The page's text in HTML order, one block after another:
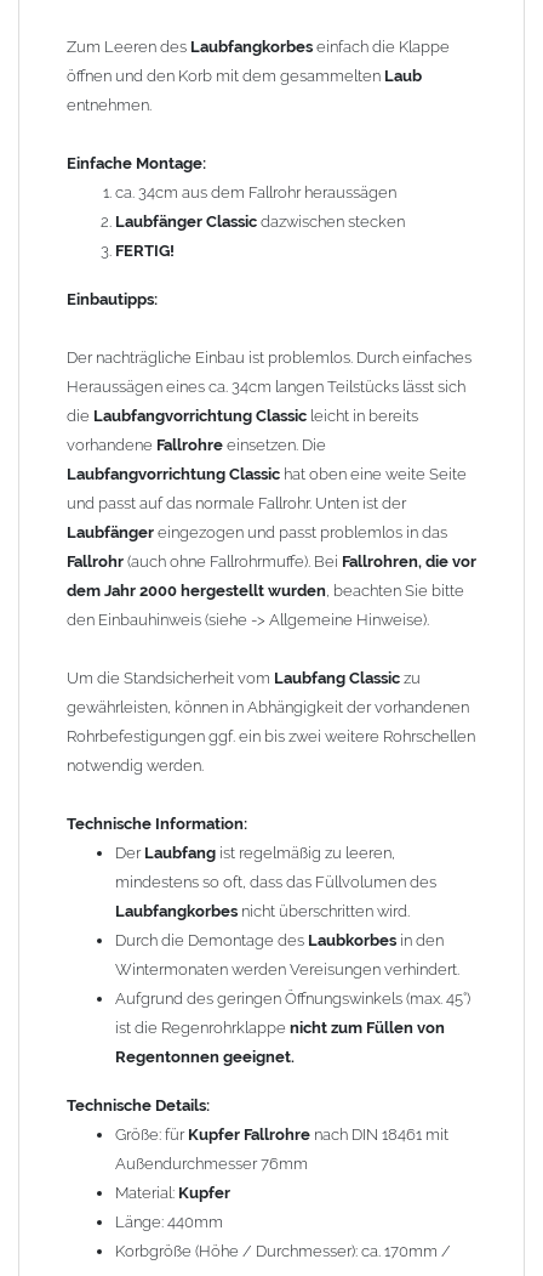
Technische Details:
Größe: fürKupfer Fallrohrenach DIN 18461 mit
Außendurchmesser 76mm
Gewicht: 1,08 kg
Allgemeine Hinweise / Informationen:
Wegen derelektrochemischen Kontaktkorrosiondürfen
Kupferbauteile nicht mit Zink, Aluminium oder verzinkten
Bauteilen zusammen verbaut werden. Diese Metalle werden
durch Kupferionen stark angegriffen, insbesondere wenn
Regenwasser von Kupfer auf sie fließt. Lösung: Materialien
trennen (z. B. durch Trennstreifen oder Beschichtungen) und den
verzinkten Bauteilen in Richtung Kupfer verläuft.Richtige
Kombinationen ->Zink, Aluminium und verzinkte Bauteile
können miteinander verbaut werden, da sie in der
elektrochemischen Spannungsreihe nahe beieinander liegen.
erhebliche Kontaktkorrosion auftritt.
Einbauhinweis bei altengelöteten und gefalzten
Regenfallrohren (Rohre hergestellt vor 2000): Der Umbau bei
gefalzten Alu-, Kupferrohren und gelöteten Zinkrohren ist oft
etwas schwierig, da diese nicht so passgenau sind wie heutige
lasergeschweißte Rohre. Maßabweichungen von 1–2 mm sind
möglich. Anpassungsarbeiten wie Einziehen und Aufweiten sind
manchmal nötig, oder es muss sogar das Rohr ober- und
Zum Leeren des Laubfangkorbes einfach die Klappe
öffnen und den Korb mit dem gesammelten Laub
entnehmen.
Einfache Montage:
ca. 34cm aus dem Fallrohr heraussägen
Laubfänger Classic dazwischen stecken
FERTIG!
Einbautipps:
Der nachträgliche Einbau ist problemlos. Durch einfaches
Heraussägen eines ca. 34cm langen Teilstücks lässt sich
die Laubfangvorrichtung Classic leicht in bereits
vorhandene Fallrohre einsetzen. Die
Laubfangvorrichtung Classic hat oben eine weite Seite
und passt auf das normale Fallrohr. Unten ist der
Laubfänger eingezogen und passt problemlos in das
Fallrohr (auch ohne Fallrohrmuffe). Bei Fallrohren, die vor
dem Jahr 2000 hergestellt wurden, beachten Sie bitte
den Einbauhinweis (siehe -> Allgemeine Hinweise).
Um die Standsicherheit vom Laubfang Classic zu
gewährleisten, können in Abhängigkeit der vorhandenen
Rohrbefestigungen ggf. ein bis zwei weitere Rohrschellen
notwendig werden.
Technische Information:
Der Laubfang ist regelmäßig zu leeren,
mindestens so oft, dass das Füllvolumen des
Laubfangkorbes nicht überschritten wird.
Durch die Demontage des Laubkorbes in den
Wintermonaten werden Vereisungen verhindert.
Aufgrund des geringen Öffnungswinkels (max. 45°)
ist die Regenrohrklappe nicht zum Füllen von
Regentonnen geeignet.
Technische Details:
Größe: für Kupfer Fallrohre nach DIN 18461 mit
Außendurchmesser 76mm
Material: Kupfer
Länge: 440mm
Korbgröße (Höhe / Durchmesser): ca. 170mm /